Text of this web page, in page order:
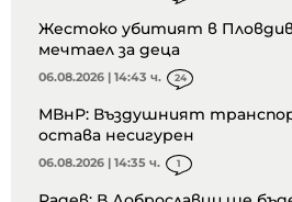
Жестоко убитият в Пловдив
мечтаел за деца
06.08.2026 | 14:43 ч. 24
МВнР: Въздушният
остава несигурен
06.08.2026 | 14:35 ч. 1